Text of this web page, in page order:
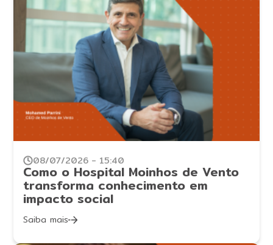
08/07/2026 - 15:40
Como o Hospital Moinhos de Vento
transforma conhecimento em
impacto social
Saiba mais